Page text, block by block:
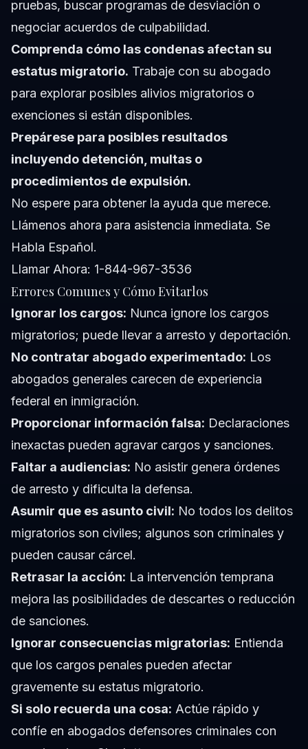
pruebas, buscar programas de desviación o
negociar acuerdos de culpabilidad.
Comprenda cómo las condenas afectan su
estatus migratorio. Trabaje con su abogado
para explorar posibles alivios migratorios o
exenciones si están disponibles.
Prepárese para posibles resultados
incluyendo detención, multas o
procedimientos de expulsión.
No espere para obtener la ayuda que merece.
Llámenos ahora para asistencia inmediata. Se
Habla Español.
Llamar Ahora: 1-844-967-3536
Errores Comunes y Cómo Evitarlos
Ignorar los cargos: Nunca ignore los cargos
migratorios; puede llevar a arresto y deportación.
No contratar abogado experimentado: Los
abogados generales carecen de experiencia
federal en inmigración.
Proporcionar información falsa: Declaraciones
inexactas pueden agravar cargos y sanciones.
Faltar a audiencias: No asistir genera órdenes
de arresto y dificulta la defensa.
Asumir que es asunto civil: No todos los delitos
migratorios son civiles; algunos son criminales y
pueden causar cárcel.
Retrasar la acción: La intervención temprana
mejora las posibilidades de descartes o reducción
de sanciones.
Ignorar consecuencias migratorias: Entienda
que los cargos penales pueden afectar
gravemente su estatus migratorio.
Si solo recuerda una cosa: Actúe rápido y
confíe en abogados defensores criminales con